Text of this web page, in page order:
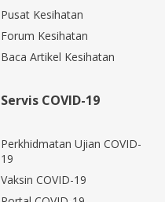
Pusat Kesihatan
Forum Kesihatan
Baca Artikel Kesihatan
Servis COVID-19
Perkhidmatan Ujian COVID-
19
Vaksin COVID-19